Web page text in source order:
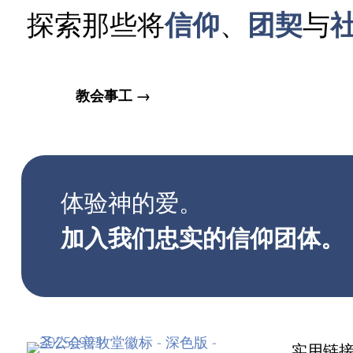
探索那些将信仰、 团契与
教会事工 →
体验神的爱。
加入我们忠实的信仰团体。